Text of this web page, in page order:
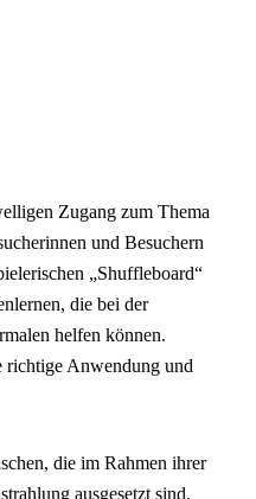
Zugang zum Thema
und Besuchern
„Shuffleboard“
die bei der
helfen können.
richtige Anwendung und
die im Rahmen ihrer
ausgesetzt sind.